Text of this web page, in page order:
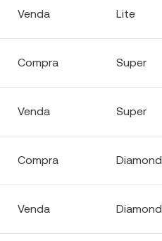
Venda Lite
Compra Super
Venda Super
Compra Diamond
Venda Diamond